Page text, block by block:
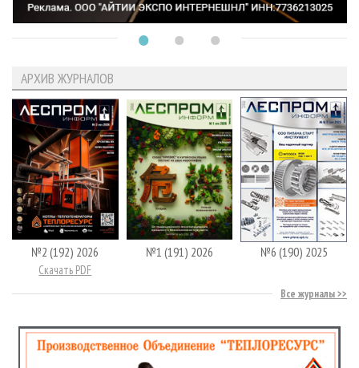
АРХИВ ЖУРНАЛОВ
№2 (192) 2026
Скачать PDF
№1 (191) 2026 №6 (190) 2025
Все журналы